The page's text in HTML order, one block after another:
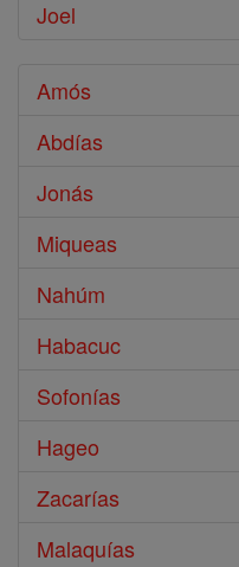
Joel
Amós
Abdías
Jonás
Miqueas
Nahúm
Habacuc
Sofonías
Hageo
Zacarías
Malaquías